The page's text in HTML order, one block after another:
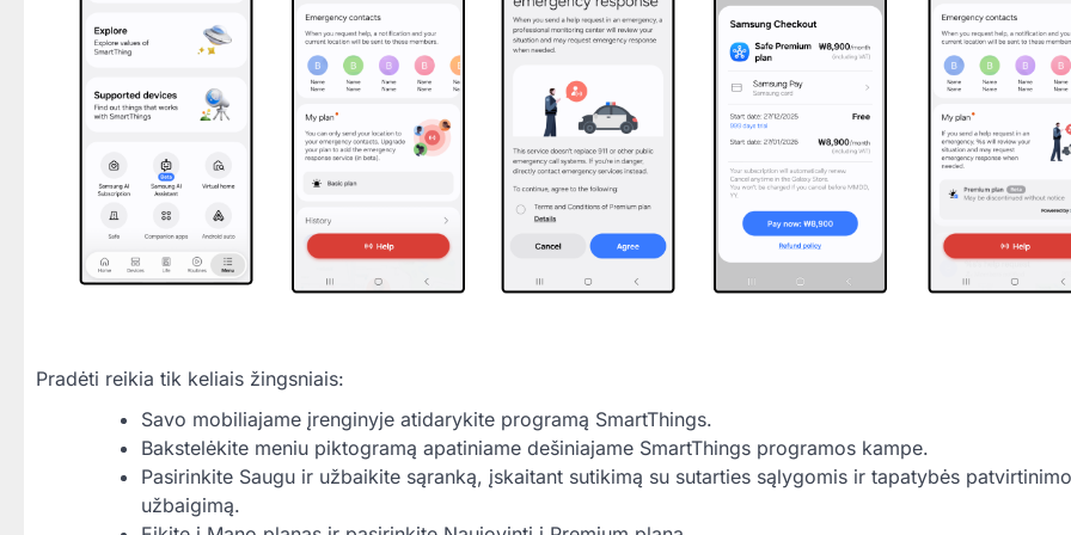
Pradėti reikia tik keliais žingsniais:
Savo mobiliajame įrenginyje atidarykite programą SmartThings.
Bakstelėkite meniu piktogramą apatiniame dešiniajame SmartThings programos kampe.
Pasirinkite Saugu ir užbaikite sąranką, įskaitant sutikimą su sutarties sąlygomis ir tapatybės patvirtinimo
užbaigimą.